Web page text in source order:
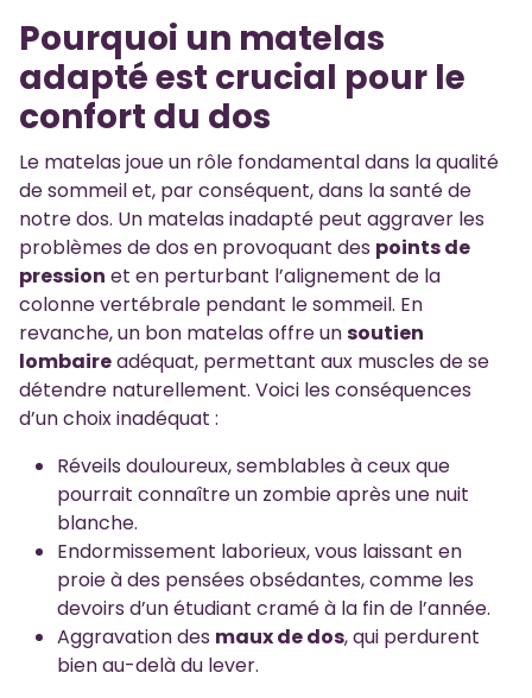
Pourquoi un matelas
adapté est crucial pour le
confort du dos
Le matelas joue un rôle fondamental dans la qualité
de sommeil et, par conséquent, dans la santé de
notre dos. Un matelas inadapté peut aggraver les
problèmes de dos en provoquant des points de
pression et en perturbant l’alignement de la
colonne vertébrale pendant le sommeil. En
revanche, un bon matelas offre unsoutien
lombaireadéquat, permettant aux muscles de se
détendre naturellement. Voici les conséquences
d’un choix inadéquat :
Réveils douloureux, semblables à ceux que
pourrait connaître un zombie après une nuit
blanche.
Endormissement laborieux, vous laissant en
proie à des pensées obsédantes, comme les
devoirs d’un étudiant cramé à la fin de l’année.
Aggravation des maux de dos, qui perdurent
bien au-delà du lever.